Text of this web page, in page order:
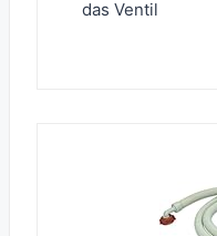
das Ventil